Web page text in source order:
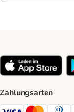
Zahlungsarten